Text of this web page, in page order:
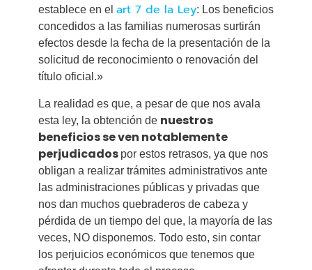
establece en el art 7 de la Ley: Los beneficios
concedidos a las familias numerosas surtirán
efectos desde la fecha de la presentación de la
solicitud de reconocimiento o renovación del
título oficial.»
La realidad es que, a pesar de que nos avala
esta ley, la obtención de nuestros
beneficios se ven notablemente
perjudicados por estos retrasos, ya que nos
obligan a realizar trámites administrativos ante
las administraciones públicas y privadas que
nos dan muchos quebraderos de cabeza y
pérdida de un tiempo del que, la mayoría de las
veces, NO disponemos. Todo esto, sin contar
los perjuicios económicos que tenemos que